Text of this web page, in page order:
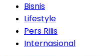
Bisnis
Lifestyle
Pers Rilis
Internasional